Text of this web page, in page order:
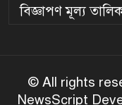
বিজ্ঞাপণ মূল্য
© All rights
NewsScript